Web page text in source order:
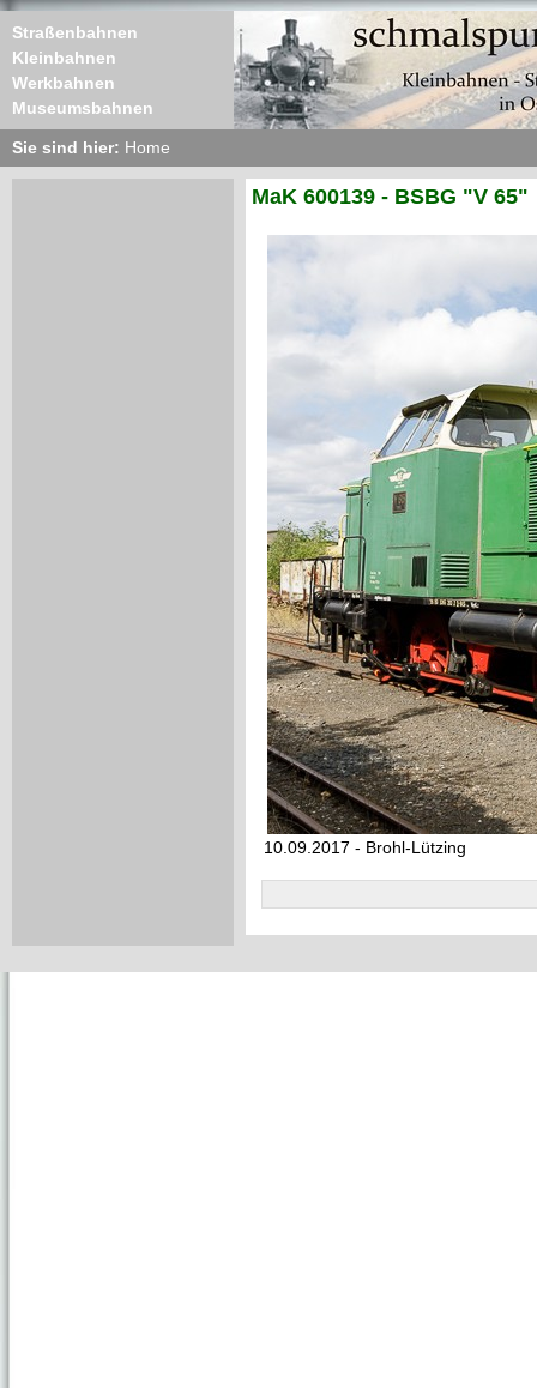
Straßenbahnen
Kleinbahnen
Werkbahnen
Museumsbahnen
Sie sind hier: Home
MaK 600139 - BSBG "V 65"
10.09.2017 - Brohl-Lützing